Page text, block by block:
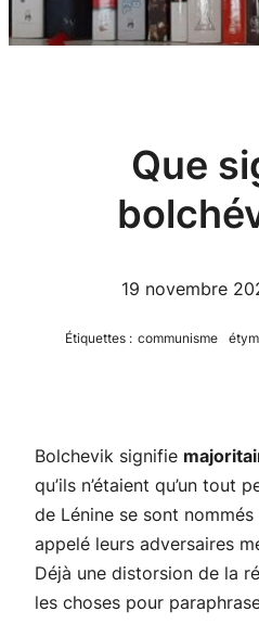
Que
19 novembre
Étiquettes : communisme
Bolchevik signifie
qu’ils n’étaient qu’un tout
de Lénine se sont
appelé leurs adversaires
Déjà une distorsion de la
les choses pour